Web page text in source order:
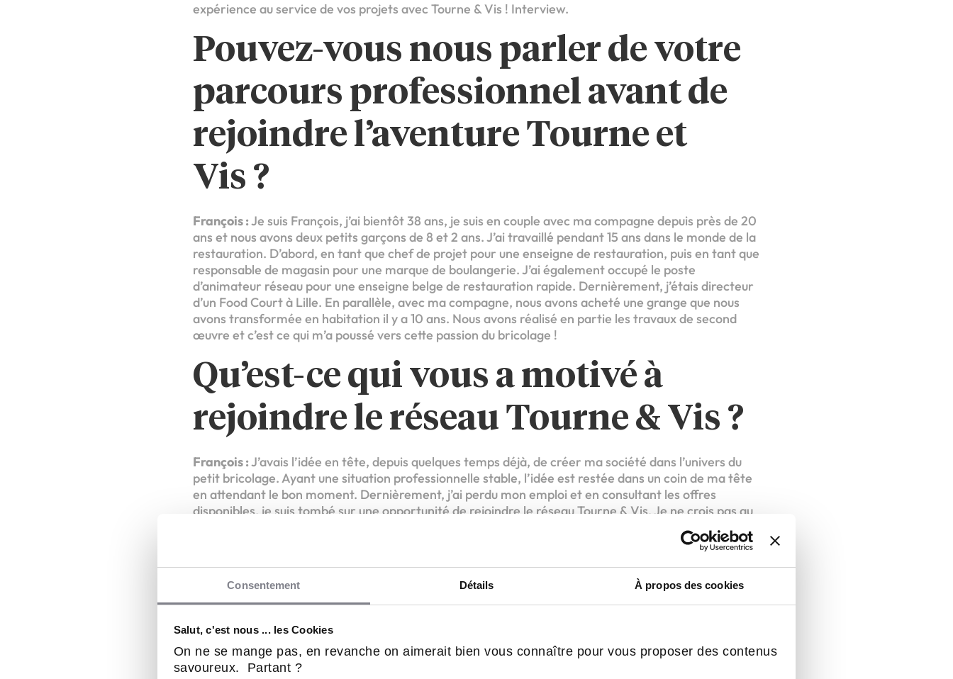
Consentement Détails À propos des cookies
Salut, c'est nous ... les Cookies
On ne se mange pas, en revanche on aimerait bien vous connaître pour vous proposer des contenus
savoureux. Partant ?
expérience au service de vos projets avec Tourne & Vis ! Interview.
Pouvez-vous nous parler de votre
parcours professionnel avant de
rejoindre l’aventure Tourne et
Vis ?
François :Je suis François, j’ai bientôt 38 ans, je suis en couple avec ma compagne depuis près de 20
ans et nous avons deux petits garçons de 8 et 2 ans. J’ai travaillé pendant 15 ans dans le monde de la
restauration. D’abord, en tant que chef de projet pour une enseigne de restauration, puis en tant que
responsable de magasin pour une marque de boulangerie. J’ai également occupé le poste
d’animateur réseau pour une enseigne belge de restauration rapide. Dernièrement, j’étais directeur
d’un Food Court à Lille. En parallèle, avec ma compagne, nous avons acheté une grange que nous
avons transformée en habitation il y a 10 ans. Nous avons réalisé en partie les travaux de second
œuvre et c’est ce qui m’a poussé vers cette passion du bricolage !
Qu’est-ce qui vous a motivé à
rejoindre le réseau Tourne & Vis ?
François :J’avais l’idée en tête, depuis quelques temps déjà, de créer ma société dans l’univers du
petit bricolage. Ayant une situation professionnelle stable, l’idée est restée dans un coin de ma tête
en attendant le bon moment. Dernièrement, j’ai perdu mon emploi et en consultant les offres
disponibles, je suis tombé sur une opportunité de rejoindre le réseau Tourne & Vis. Je ne crois pas au
hasard. Je me retrouve sans emploi et je tombe sur une enseigne spécialisée dans le bricolage à
domicile et la maintenance en entreprise ? C’était un signe ! Après des échanges avec les membres
Quels sont les aspects les plus
stimulants dans votre rôle de